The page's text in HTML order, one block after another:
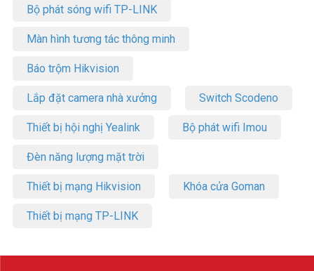
Bộ phát sóng wifi TP-LINK
Màn hình tương tác thông minh
Báo trộm Hikvision
Lắp đặt camera nhà xưởng Switch Scodeno
Thiết bị hội nghị Yealink Bộ phát wifi Imou
Đèn năng lượng mặt trời
Thiết bị mạng Hikvision Khóa cửa Goman
Thiết bị mạng TP-LINK